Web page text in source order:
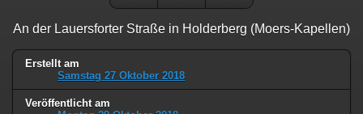
An der Lauersforter Straße in Holderberg (Moers-Kapellen)
Erstellt am
Samstag 27 Oktober 2018
Veröffentlicht am